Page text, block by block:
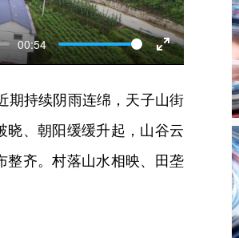
00:54
Enter
fullscreen
期持续阴雨连绵，天子山街
晓、朝阳缓缓升起，山谷云
整齐。村落山水相映、田垄